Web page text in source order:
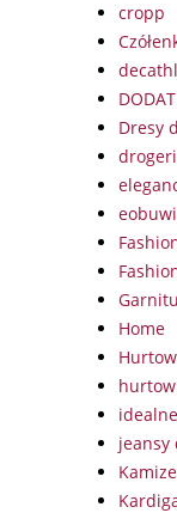
cropp
Dresy
Home
jeansy